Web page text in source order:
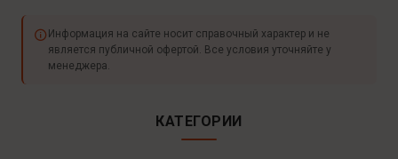
Информация на сайте носит справочный характер и не
является публичной офертой. Все условия уточняйте у
менеджера.
КАТЕГОРИИ